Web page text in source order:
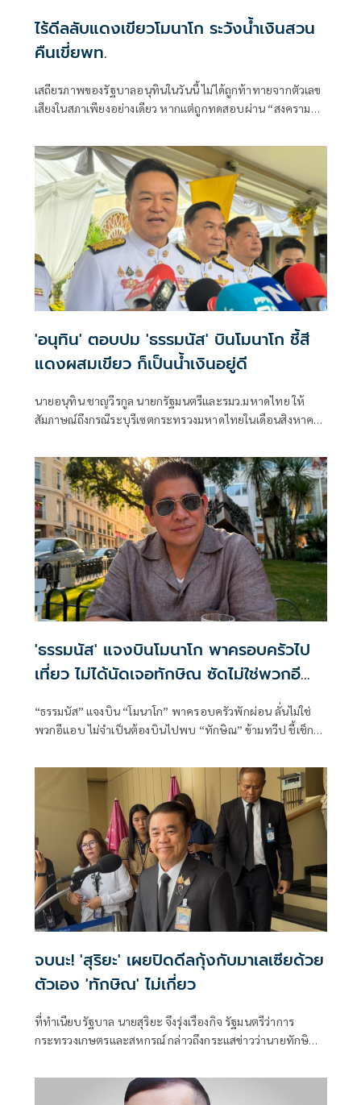
ไร้ดีลลับแดงเขียวโมนาโก ระวังน้ำเงินสวน
คืนเขี่ยพท.
เสถียรภาพของรัฐบาลอนุทินในวันนี้ ไม่ได้ถูกท้าทายจากตัวเลข
เสียงในสภาเพียงอย่างเดียว หากแต่ถูกทดสอบผ่าน “สงคราม
ข่ายอำนาจของพรรคภูมิใจไทย
'อนุทิน' ตอบปม 'ธรรมนัส' บินโมนาโก ชี้สี
แดงผสมเขียว ก็เป็นน้ำเงินอยู่ดี
นายอนุทิน ชาญวีรกูล นายกรัฐมนตรีและรมว.มหาดไทย ให้
สัมภาษณ์ถึงกรณีระบุรีเซตกระทรวงมหาดไทยในเดือนสิงหาคม
'ธรรมนัส' แจงบินโมนาโก พาครอบครัวไป
เที่ยว ไม่ได้นัดเจอทักษิณ ซัดไม่ใช่พวกอี
“ธรรมนัส” แจงบิน “โมนาโก” พาครอบครัวพักผ่อน ลั่นไม่ใช่
พวกอีแอบ ไม่จำเป็นต้องบินไปพบ “ทักษิณ” ข้ามทวีป ชี้เช็ก
จบนะ! 'สุริยะ' เผยปิดดีลกุ้งกับมาเลเซียด้วย
ตัวเอง 'ทักษิณ' ไม่เกี่ยว
ที่ทำเนียบรัฐบาล นายสุริยะ จึงรุ่งเรืองกิจ รัฐมนตรีว่าการ
กระทรวงเกษตรและสหกรณ์ กล่าวถึงกระแสข่าวว่านายทักษิณ